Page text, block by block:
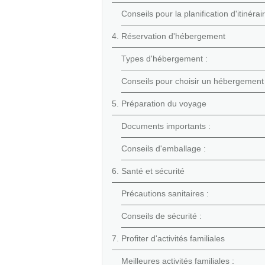
Conseils pour la planification
4. Réservation d'hébergement
Types d'hébergement :
Conseils pour choisir un hébergement
5. Préparation du voyage
Documents importants :
Conseils d'emballage :
6. Santé et sécurité
Précautions sanitaires :
Conseils de sécurité :
7. Profiter d'activités familiales
Meilleures activités familiales :